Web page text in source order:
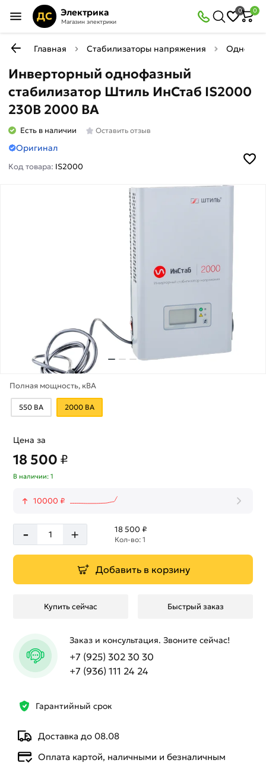
ДС Электрика
Магазин электрики
0 0
Главная Стабилизаторы напряжения
Инверторный однофазный
стабилизатор Штиль ИнСтаб IS2000
230В 2000 ВА
Есть в наличии Оставить отзыв
Оригинал
Код товара: IS2000
Полная мощность, кВА
550 ВА 2000 ВА
Гарантийный срок
Доставка до 08.08
Оплата картой, наличными и безналичным
Цена за
18 500 ₽
В наличии: 1
10000 ₽
- + 18 500 ₽
Кол-во: 1
Добавить в корзину
Купить сейчас Быстрый заказ
Заказ и консультация. Звоните сейчас!
+7 (925) 302 30 30
+7 (936) 111 24 24